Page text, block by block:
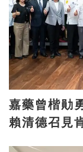
嘉藥曾楷勛勇
賴清德召見